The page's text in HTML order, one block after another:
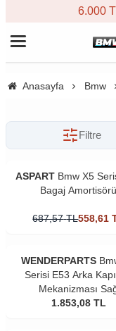
6.000
Anasayfa Bmw
Filtre
ASPART Bmw X5
Bagaj Amortisörü
687,57 TL558,61
WENDERPARTS
Serisi E53 Arka
Mekanizması
1.853,08 TL